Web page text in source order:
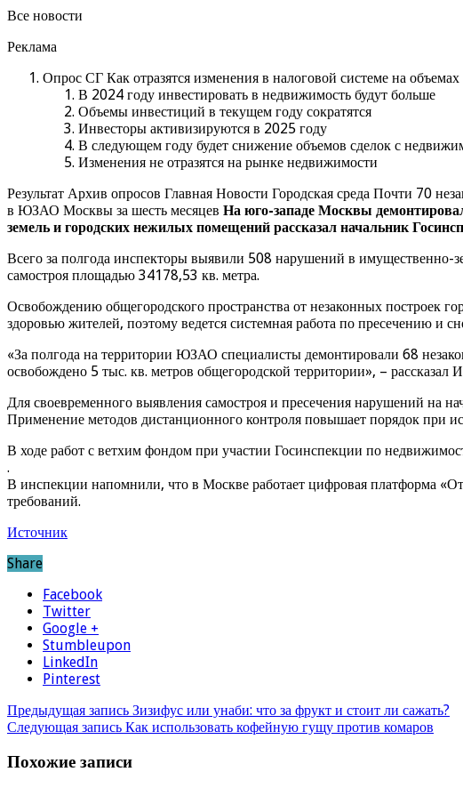
Все новости
Реклама
Опрос СГ Как отразятся изменения в налоговой системе на
В 2024 году инвестировать в недвижимость будут больше
Объемы инвестиций в текущем году сократятся
Инвесторы активизируются в 2025 году
В следующем году будет снижение объемов сделок с
Изменения не отразятся на рынке недвижимости
Результат Архив опросов Главная Новости Городская среда Почти 70
в ЮЗАО Москвы за шесть месяцев На юго-западе Москвы
земель и городских нежилых помещений рассказал начальник
Всего за полгода инспекторы выявили 508 нарушений в имущественно-
самостроя площадью 34178,53 кв. метра.
Освобождению общегородского пространства от незаконных построек
здоровью жителей, поэтому ведется системная работа по пресечению и
«За полгода на территории ЮЗАО специалисты демонтировали 68
освобождено 5 тыс. кв. метров общегородской территории», – рассказал
Для своевременного выявления самостроя и пресечения нарушений на
Применение методов дистанционного контроля повышает порядок при
В ходе работ с ветхим фондом при участии Госинспекции по
.
В инспекции напомнили, что в Москве работает цифровая платформа
требований.
Источник
Share
Facebook
Twitter
Google +
Stumbleupon
LinkedIn
Pinterest
Предыдущая запись Зизифус или унаби: что за фрукт и стоит ли сажать?
Следующая запись Как использовать кофейную гущу против комаров
Похожие записи